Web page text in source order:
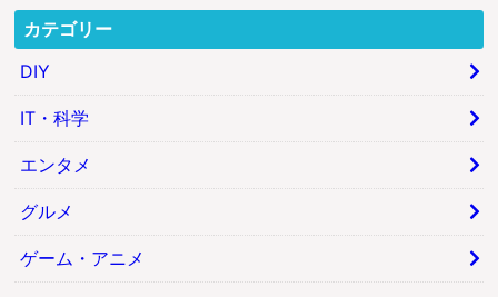
カテゴリー
DIY
IT・科学
エンタメ
グルメ
ゲーム・アニメ